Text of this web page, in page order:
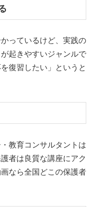
っているけど、実践の
起きやすいジャンルで
復習したい」というと
教育コンサルタントは
者は良質な講座にアク
なら全国どこの保護者